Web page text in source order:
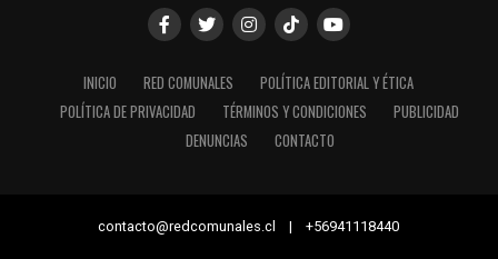
INICIO RED COMUNALES
POLÍTICA EDITORIAL Y ÉTICA
POLÍTICA DE PRIVACIDAD
TÉRMINOS Y CONDICIONES
PUBLICIDAD
DENUNCIAS
CONTACTO
contacto@redcomunales.cl | +56941118440